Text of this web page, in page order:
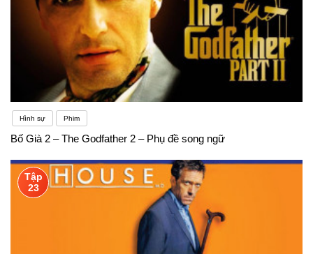
Hình sự Phim
Bố Già 2 – The Godfather 2 – Phụ đề song ngữ
Tập
23